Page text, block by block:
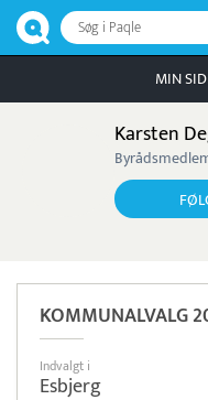
Søg i Paqle
MIN
Karsten
KOMMUNALVALG
Indvalgt i
Esbjerg